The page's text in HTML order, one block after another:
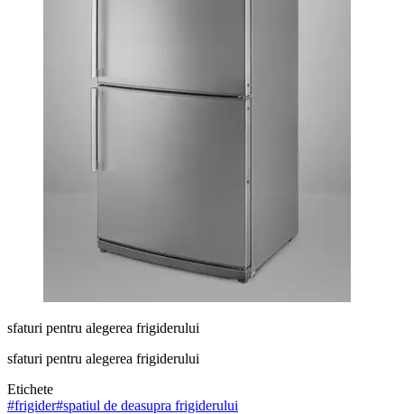
sfaturi pentru alegerea frigiderului
sfaturi pentru alegerea frigiderului
Etichete
#frigider#spatiul de deasupra frigiderului